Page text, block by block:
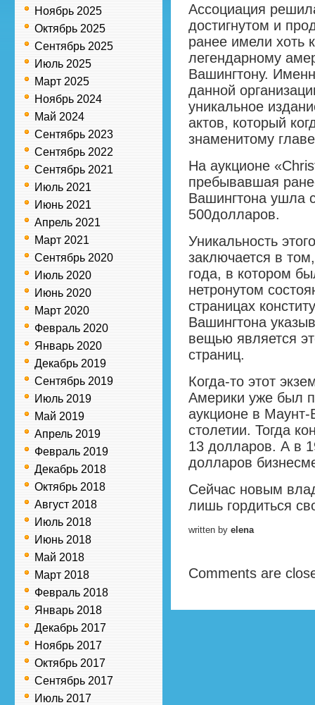
Ноябрь 2025
Октябрь 2025
Сентябрь 2025
Июль 2025
Март 2025
Ноябрь 2024
Май 2024
Сентябрь 2023
Сентябрь 2022
Сентябрь 2021
Июль 2021
Июнь 2021
Апрель 2021
Март 2021
Сентябрь 2020
Июль 2020
Июнь 2020
Март 2020
Февраль 2020
Январь 2020
Декабрь 2019
Сентябрь 2019
Июль 2019
Май 2019
Апрель 2019
Февраль 2019
Декабрь 2018
Октябрь 2018
Август 2018
Июль 2018
Июнь 2018
Май 2018
Март 2018
Февраль 2018
Январь 2018
Декабрь 2017
Ноябрь 2017
Октябрь 2017
Сентябрь 2017
Июль 2017
Ассоциация
достигнутом и
ранее имели хоть
легендарному
Вашингтону.
данной
уникальное
актов, который
знаменитому
На аукционе
пребывавшая
Вашингтона ушла
500долларов.
Уникальность
заключается в
года, в котором
нетронутом
страницах
Вашингтона
вещью является
страниц.
Когда-то этот
Америки уже был
аукционе в
столетии. Тогда
13 долларов. А в
долларов
Сейчас новым
лишь гордиться
written by elena
Comments are